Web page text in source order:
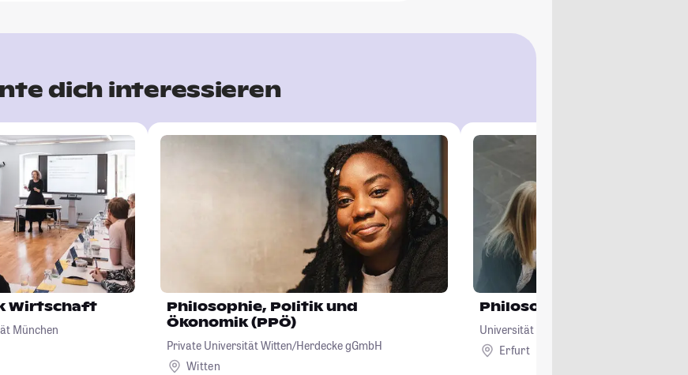
dich interessieren
Wirtschaft
München
Philosophie, Politik und
Ökonomik (PPÖ)
Private Universität Witten/Herdecke gGmbH
Witten
Philosophie
Universität Erfurt
Erfurt